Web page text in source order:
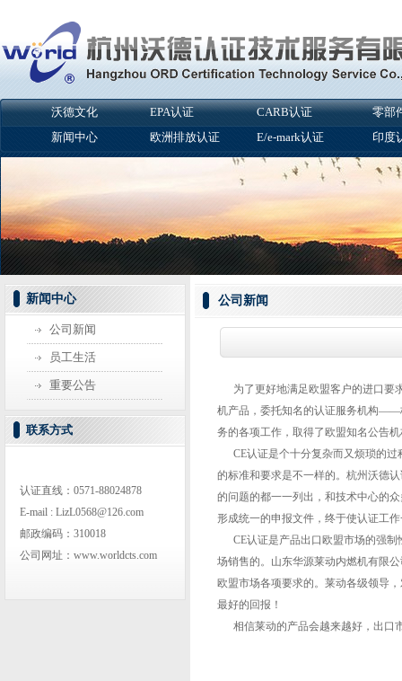
沃德文化 EPA认证 CARB认证
零部
新闻中心
欧洲排放认证 E/e-mark认证 印度
新闻中心
公司新闻
员工生活
重要公告
联系方式
认证直线：0571-88024878
E-mail : LizL0568@126.com
邮政编码：310018
公司网址：www.worldcts.com
公司新闻
为了更好地满足欧盟客户的进口要
机产品，委托知名的认证服务机构――
务的各项工作，取得了欧盟知名公告
CE认证是个十分复杂而又烦琐的过
的标准和要求是不一样的。杭州沃德
的问题的都一一列出，和技术中心的
形成统一的申报文件，终于使认证工
CE认证是产品出口欧盟市场的强制
场销售的。山东华源莱动内燃机有限
欧盟市场各项要求的。莱动各级领导
最好的回报！
相信莱动的产品会越来越好，出口